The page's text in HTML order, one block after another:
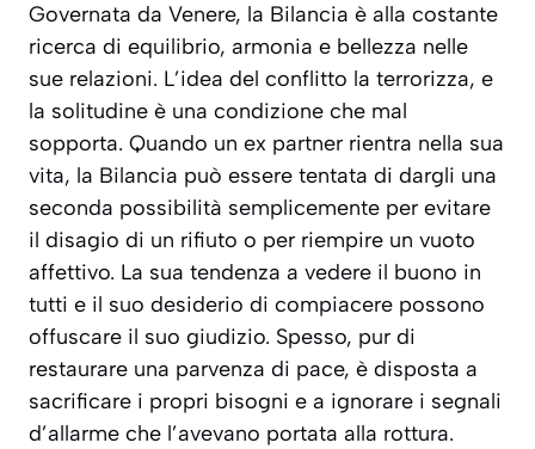
Governata da Venere, la Bilancia è alla costante
ricerca di equilibrio, armonia e bellezza nelle
sue relazioni. L’idea del conflitto la terrorizza, e
la solitudine è una condizione che mal
sopporta. Quando un ex partner rientra nella sua
vita, la Bilancia può essere tentata di dargli una
seconda possibilità semplicemente per evitare
il disagio di un rifiuto o per riempire un vuoto
affettivo. La sua tendenza a vedere il buono in
tutti e il suo desiderio di compiacere possono
offuscare il suo giudizio. Spesso, pur di
restaurare una parvenza di pace, è disposta a
sacrificare i propri bisogni e a ignorare i segnali
d’allarme che l’avevano portata alla rottura.